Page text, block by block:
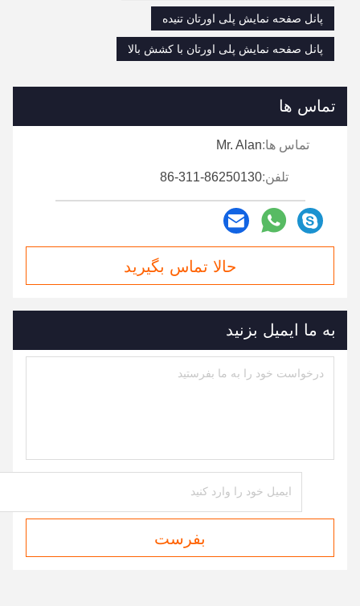
پانل صفحه نمایش پلی اورتان تنیده
پانل صفحه نمایش پلی اورتان با کشش بالا
تماس ها
تماس ها:Mr. Alan
تلفن:86-311-86250130
حالا تماس بگیرید
به ما ایمیل بزنید
بفرست